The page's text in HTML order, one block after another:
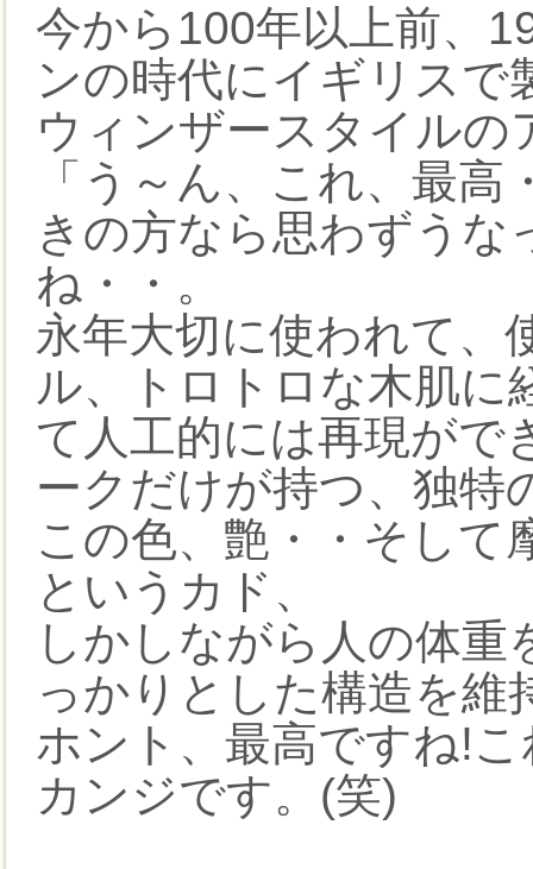
今から100年以上前、
ンの時代にイギリスで
ウィンザースタイルの
「う～ん、これ、最
きの方なら思わずう
ね・・。
永年大切に使われて、
ル、トロトロな木肌に
て人工的には再現がで
ークだけが持つ、独特
この色、艶・・そして
というカド、
しかしながら人の体
っかりとした構造を維
ホント、最高ですね!
カンジです。(笑)